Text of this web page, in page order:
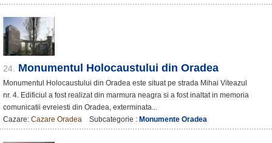
24. Monumentul Holocaustului din Oradea
Monumentul Holocaustului din Oradea este situat pe strada Mihai Viteazul
nr. 4. Edificiul a fost realizat din marmura neagra si a fost inaltat in memoria
comunicatii evreiesti din Oradea, exterminata...
Cazare: Cazare Oradea Subcategorie : Monumente Oradea